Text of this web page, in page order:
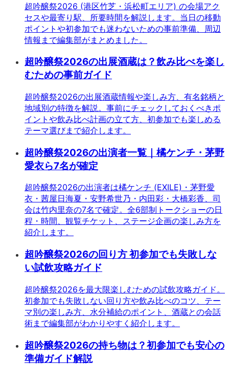
超吟醸祭2026 (港区竹芝・浜松町エリア) の会場アク
セスや最寄り駅、所要時間を解説します。当日の移動
ポイントや初参加でも迷わないための事前準備、周辺
情報まで編集部がまとめました。
超吟醸祭2026の出展酒蔵は？飲み比べを楽し
むための事前ガイド
超吟醸祭2026の出展酒蔵情報や楽しみ方、有名銘柄と
地域別の特徴を解説。事前にチェックしておくべきポ
イントや飲み比べ計画の立て方、初参加でも楽しめる
テーマ選びまで紹介します。
超吟醸祭2026の出演者一覧｜橘ケンチ・茅野
愛衣ら7名が確定
超吟醸祭2026の出演者は橘ケンチ (EXILE)・茅野愛
衣・茜屋日海夏・安野希世乃・内田彩・大橋彩香、司
会は竹内里奈の7名で確定。全6部制トークショーの日
程・時間、観覧チケット、ステージ企画の楽しみ方を
紹介します。
超吟醸祭2026の回り方 初参加でも失敗しな
い試飲攻略ガイド
超吟醸祭2026を最大限楽しむための試飲攻略ガイド。
初参加でも失敗しない回り方や飲み比べのコツ、テー
マ別の楽しみ方、水分補給のポイント、酒蔵との会話
術まで編集部がわかりやすく紹介します。
超吟醸祭2026の持ち物は？初参加でも安心の
準備ガイド解説